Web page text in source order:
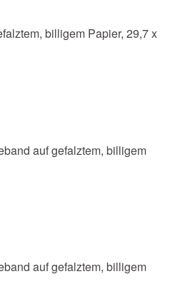
billigem Papier, 29,7 x
auf gefalztem, billigem
auf gefalztem, billigem